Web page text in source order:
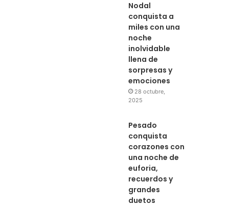
Nodal
conquista a
miles con una
noche
inolvidable
llena de
sorpresas y
emociones
28 octubre,
2025
Pesado
conquista
corazones con
una noche de
euforia,
recuerdos y
grandes
duetos